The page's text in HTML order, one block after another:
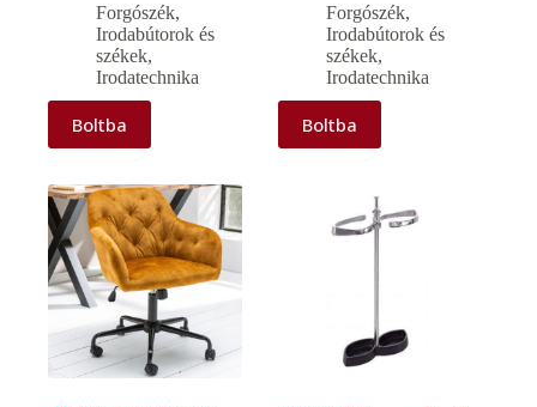
Forgószék,
Irodabútorok és
székek,
Irodatechnika
Boltba
Forgószék,
Irodabútorok és
székek,
Irodatechnika
Boltba